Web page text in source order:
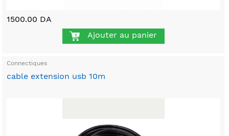
1500.00 DA
Ajouter au panier
Connectiques
cable extension usb 10m